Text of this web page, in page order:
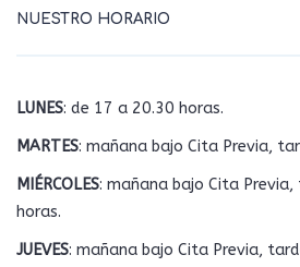
NUESTRO HORARIO
LUNES: de 17 a 20.30 horas.
MARTES: mañana bajo Cita Previa,
MIÉRCOLES: mañana bajo Cita
horas.
JUEVES: mañana bajo Cita Previa,